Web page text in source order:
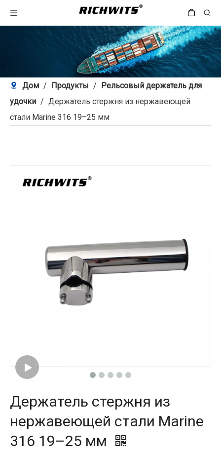
Дом / Продукты /
Рельсовый держатель для
удочки / Держатель стержня из нержавеющей
стали Marine 316 19–25 мм
Держатель стержня из
нержавеющей стали Marine
316 19–25 мм